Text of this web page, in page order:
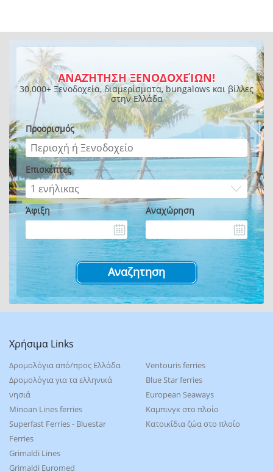
ΑΝΑΖΉΤΗΣΗ ΞΕΝΟΔΟΧΕΊΩΝ!
30.000+ Ξενοδοχεία, διαμερίσματα, bungalows και βίλλες
στην Ελλάδα
Προορισμός
Επισκέπτες
Άφιξη Αναχώρηση
Χρήσιμα Links
Δρομολόγια από/προς Ελλάδα
Δρομολόγια για τα ελληνικά
νησιά
Minoan Lines ferries
Superfast Ferries - Bluestar
Ferries
Grimaldi Lines
Grimaldi Euromed
Ventouris ferries
Blue Star ferries
European Seaways
Καμπινγκ στο πλοίο
Kατοικίδια ζώα στο πλοίο